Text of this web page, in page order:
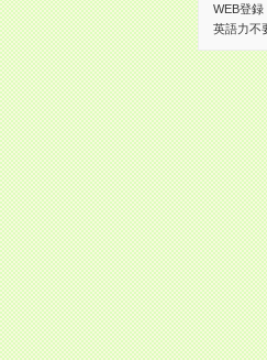
WEB登録
英語力不